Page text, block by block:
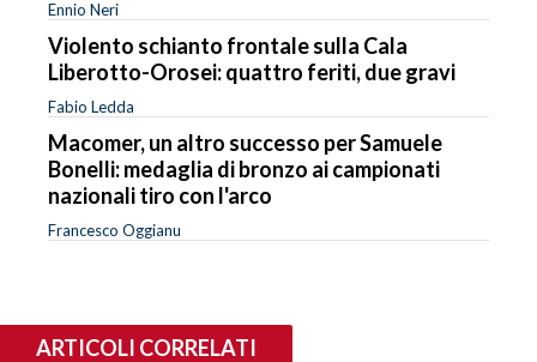
Ennio Neri
Violento schianto frontale sulla Cala
Liberotto-Orosei: quattro feriti, due gravi
Fabio Ledda
Macomer, un altro successo per Samuele
Bonelli: medaglia di bronzo ai campionati
nazionali tiro con l'arco
Francesco Oggianu
ARTICOLI CORRELATI